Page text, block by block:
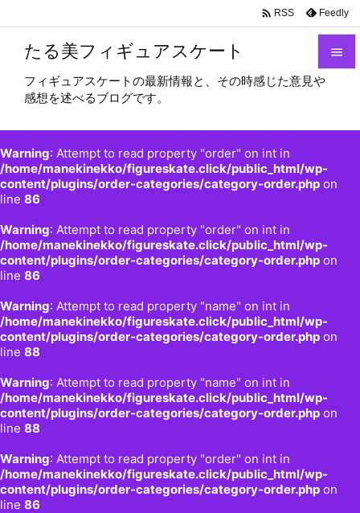
たる美フィギュアスケート
フィギュアスケートの最新情報と、その時感じた意見や
感想を述べるブログです。
Warning: Attempt to read property "order" on int in
/home/manekinekko/figureskate.click/public_html/wp-
content/plugins/order-categories/category-order.php on
line 86
Warning: Attempt to read property "order" on int in
/home/manekinekko/figureskate.click/public_html/wp-
content/plugins/order-categories/category-order.php on
line 86
Warning: Attempt to read property "name" on int in
/home/manekinekko/figureskate.click/public_html/wp-
content/plugins/order-categories/category-order.php on
line 88
Warning: Attempt to read property "name" on int in
/home/manekinekko/figureskate.click/public_html/wp-
content/plugins/order-categories/category-order.php on
line 88
Warning: Attempt to read property "order" on int in
/home/manekinekko/figureskate.click/public_html/wp-
content/plugins/order-categories/category-order.php on
line 86


前へ

 RSS Feedly